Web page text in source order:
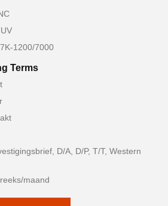
1200/7000
Terms
D/A, D/P, T/T, Western
maand